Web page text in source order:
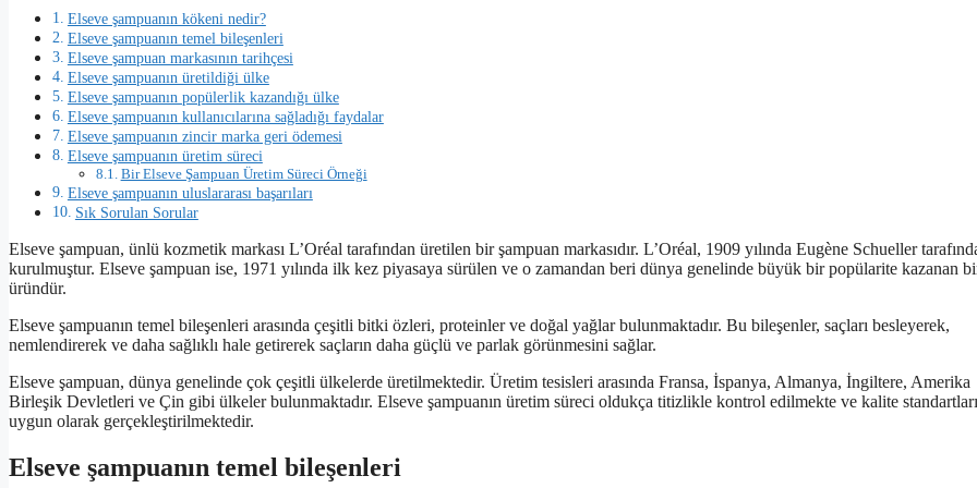
Elseve şampuanın kökeni nedir?
Elseve şampuanın temel bileşenleri
Elseve şampuan markasının tarihçesi
Elseve şampuanın üretildiği ülke
Elseve şampuanın popülerlik kazandığı ülke
Elseve şampuanın kullanıcılarına sağladığı faydalar
Elseve şampuanın zincir marka geri ödemesi
Elseve şampuanın üretim süreci
Bir Elseve Şampuan Üretim Süreci Örneği
Elseve şampuanın uluslararası başarıları
Sık Sorulan Sorular
Elseve şampuan, ünlü kozmetik markası L’Oréal tarafından üretilen bir şampuan markasıdır. L’Oréal, 1909 yılında Eugène Schueller
kurulmuştur. Elseve şampuan ise, 1971 yılında ilk kez piyasaya sürülen ve o zamandan beri dünya genelinde büyük bir popülarite kazanan
üründür.
Elseve şampuanın temel bileşenleri arasında çeşitli bitki özleri, proteinler ve doğal yağlar bulunmaktadır. Bu bileşenler, saçları besleyerek,
nemlendirerek ve daha sağlıklı hale getirerek saçların daha güçlü ve parlak görünmesini sağlar.
Elseve şampuan, dünya genelinde çok çeşitli ülkelerde üretilmektedir. Üretim tesisleri arasında Fransa, İspanya, Almanya, İngiltere, Amerika
Birleşik Devletleri ve Çin gibi ülkeler bulunmaktadır. Elseve şampuanın üretim süreci oldukça titizlikle kontrol edilmekte ve kalite
uygun olarak gerçekleştirilmektedir.
Elseve şampuanın temel bileşenleri